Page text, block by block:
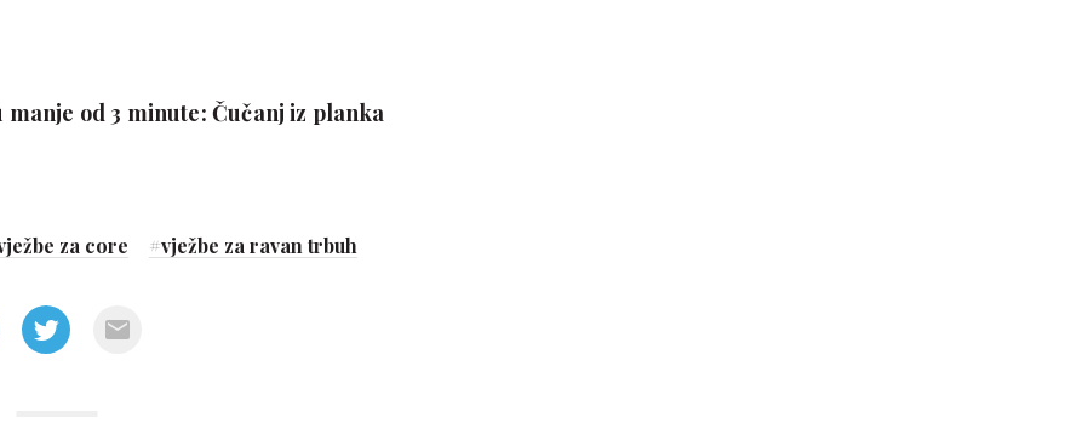
od 3 minute: Čučanj iz planka
za core #vježbe za ravan trbuh